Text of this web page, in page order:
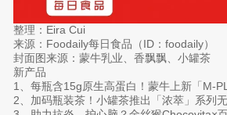
整理：Eira Cui
来源：Foodaily每日食品（ID：foodaily）
封面图来源：蒙牛乳业、香飘飘、小罐茶
新产品
1、每瓶含15g原生高蛋白！蒙牛上新「M-
2、加码瓶装茶！小罐茶推出「浓萃」系列